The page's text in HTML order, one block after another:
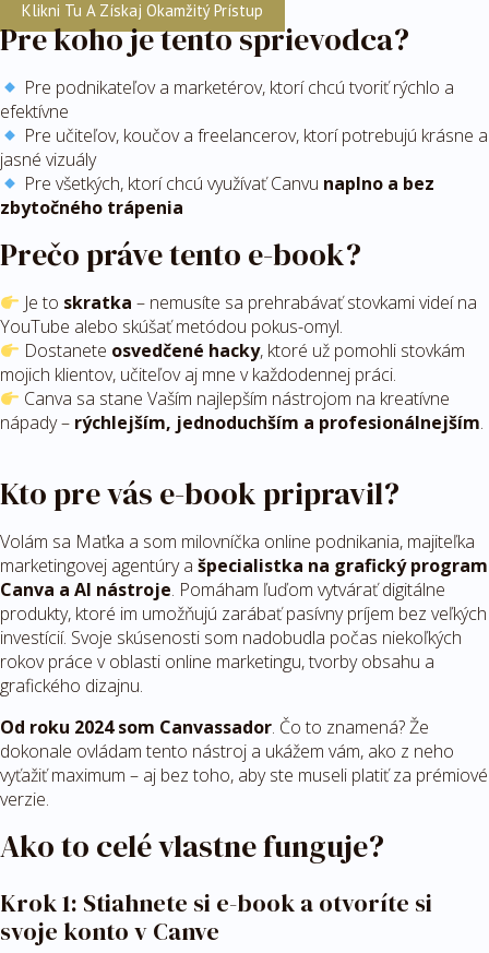
Klikni Tu A Získaj Okamžitý Prístup
Pre koho je tento sprievodca?
Pre podnikateľov a marketérov, ktorí chcú tvoriť rýchlo a
efektívne
Pre učiteľov, koučov a freelancerov, ktorí potrebujú krásne a
jasné vizuály
Pre všetkých, ktorí chcú využívať Canvu naplno a bez
zbytočného trápenia
Prečo práve tento e-book?
Je to skratka – nemusíte sa prehrabávať stovkami videí na
YouTube alebo skúšať metódou pokus-omyl.
Dostanete osvedčené hacky, ktoré už pomohli stovkám
mojich klientov, učiteľov aj mne v každodennej práci.
Canva sa stane Vaším najlepším nástrojom na kreatívne
nápady – rýchlejším, jednoduchším a profesionálnejším.
Kto pre vás e-book pripravil?
Volám sa Maťka a som milovníčka online podnikania, majiteľka
marketingovej agentúry a špecialistka na grafický program
Canva a AI nástroje. Pomáham ľuďom vytvárať digitálne
produkty, ktoré im umožňujú zarábať pasívny príjem bez veľkých
investícií. Svoje skúsenosti som nadobudla počas niekoľkých
rokov práce v oblasti online marketingu, tvorby obsahu a
grafického dizajnu.
Od roku 2024 som Canvassador. Čo to znamená? Že
dokonale ovládam tento nástroj a ukážem vám, ako z neho
vyťažiť maximum – aj bez toho, aby ste museli platiť za prémiové
verzie.
Ako to celé vlastne funguje?
Krok 1: Stiahnete si e-book a otvoríte si
svoje konto v Canve